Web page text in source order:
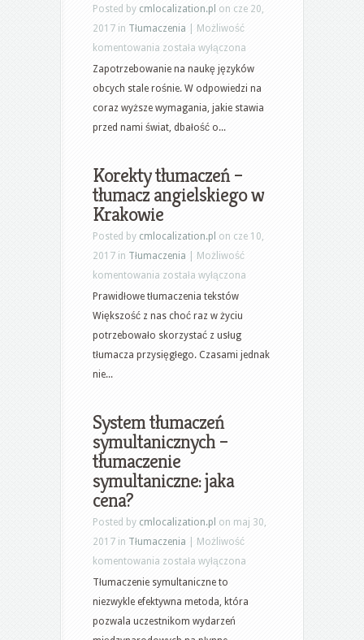
Posted by cmlocalization.pl on cze 20,
2017 in Tłumaczenia
Możliwość
komentowania Jak
szybko
nadrobić
brak
znajomości
została wyłączona
Zapotrzebowanie na naukę języków
obcych stale rośnie. W odpowiedzi na
coraz wyższe wymagania, jakie stawia
przed nami świat, dbałość o...
Korekty tłumaczeń –
tłumacz angielskiego w
Krakowie
Posted by cmlocalization.pl on cze 10,
2017 in Tłumaczenia
Możliwość
komentowania Korekty
tłumaczeń
–
tłumacz
angielskiego
została wyłączona
Prawidłowe tłumaczenia tekstów
Większość z nas choć raz w życiu
potrzebowało skorzystać z usług
tłumacza przysięgłego. Czasami jednak
nie...
System tłumaczeń
symultanicznych –
tłumaczenie
symultaniczne: jaka
cena?
Posted by cmlocalization.pl on maj 30,
2017 in Tłumaczenia
Możliwość
komentowania System
tłumaczeń
symultanicznych
–
została wyłączona
Tłumaczenie symultaniczne to
niezwykle efektywna metoda, która
pozwala uczestnikom wydarzeń